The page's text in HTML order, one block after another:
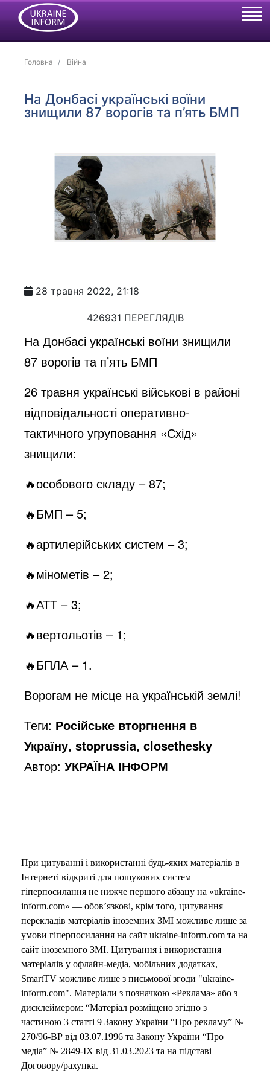
Головна Війна
На Донбасі українські воїни
знищили 87 ворогів та п’ять БМП
28 травня 2022, 21:18
426931 ПЕРЕГЛЯДІВ
На Донбасі українські воїни знищили
87 ворогів та п’ять БМП
26 травня українські військові в районі
відповідальності оперативно-
тактичного угруповання «Схід»
знищили:
🔥особового складу – 87;
🔥БМП – 5;
🔥артилерійських систем – 3;
🔥мінометів – 2;
🔥АТТ – 3;
🔥вертольотів – 1;
🔥БПЛА – 1.
Ворогам не місце на українській землі!
Теги: Російське вторгнення в
Україну, stoprussia, closethesky
Автор:УКРАЇНА ІНФОРМ
При цитуванні і використанні будь-яких матеріалів в
Інтернеті відкриті для пошукових систем
гіперпосилання не нижче першого абзацу на «ukraine-
inform.com» — обов’язкові, крім того, цитування
перекладів матеріалів іноземних ЗМІ можливе лише за
умови гіперпосилання на сайт ukraine-inform.com та на
сайт іноземного ЗМІ. Цитування і використання
матеріалів у офлайн-медіа, мобільних додатках,
SmartTV можливе лише з письмової згоди "ukraine-
inform.com". Матеріали з позначкою «Реклама» або з
дисклеймером: “Матеріал розміщено згідно з
частиною 3 статті 9 Закону України “Про рекламу” №
270/96-ВР від 03.07.1996 та Закону України “Про
медіа” № 2849-IX від 31.03.2023 та на підставі
Договору/рахунка.